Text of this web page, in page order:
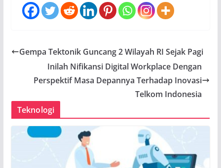
Gempa Tektonik Guncang 2 Wilayah RI Sejak Pagi
Inilah Nifikansi Digital Workplace Dengan
Perspektif Masa Depannya Terhadap Inovasi
Telkom Indonesia
Teknologi